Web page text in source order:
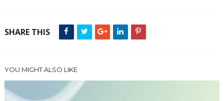
SHARE THIS
YOU MIGHT ALSO LIKE